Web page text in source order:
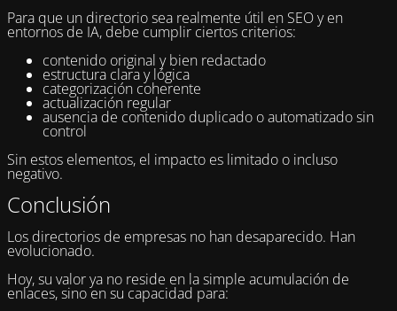
Para que un directorio sea realmente útil en SEO y en
entornos de IA, debe cumplir ciertos criterios:
contenido original y bien redactado
estructura clara y lógica
categorización coherente
actualización regular
ausencia de contenido duplicado o automatizado sin
control
Sin estos elementos, el impacto es limitado o incluso
negativo.
Conclusión
Los directorios de empresas no han desaparecido. Han
evolucionado.
Hoy, su valor ya no reside en la simple acumulación de
enlaces, sino en su capacidad para: